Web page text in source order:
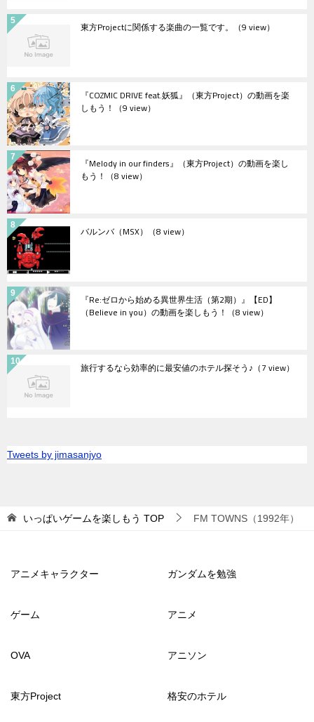
東方Projectに関係する楽曲の一覧です。 （9 view）
『COZMIC DRIVE feat.妖狐』（東方Project）の動画を楽
しもう！ （9 view）
『Melody in our finders』（東方Project）の動画を楽し
もう！ （8 view）
バルンバ（MSX） （8 view）
『Re:ゼロから始める異世界生活（第2期）』【ED】
（Believe in you）の動画を楽しもう！ （8 view）
旅行するなら効率的に最安値のホテル探そう♪ （7 view）
Tweets by jimasanjyo
いっぱいゲームを楽しもう TOP FM TOWNS（1992年）
アニメキャラクター ガンダムを勉強
ゲーム アニメ
OVA アニソン
東方Project 格安のホテル